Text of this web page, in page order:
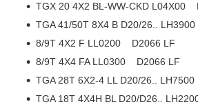
TGX 20 4X2 BL-WW-CKD L04X00
TGA 41/50T 8X4 B D20/26..
8/9T 4X2 F LL0200 D2066 LF
8/9T 4X4 FA LL0300 D2066 LF
TGA 28T 6X2-4 LL D20/26..
TGA 18T 4X4H BL D20/D26..